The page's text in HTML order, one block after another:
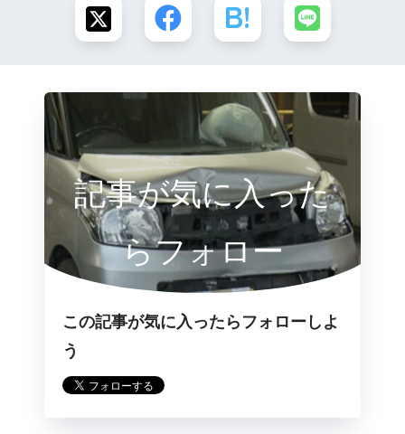
記事が気に入った
らフォロー
この記事が気に入ったらフォローしよ
う